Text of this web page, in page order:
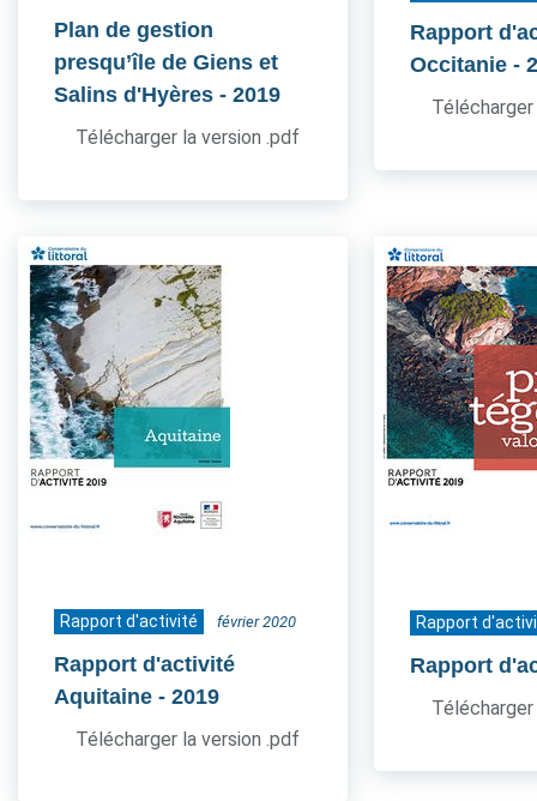
Plan de gestion
presqu’île de Giens et
Salins d'Hyères - 2019
Télécharger la version .pdf
Rapport
Occitanie -
Rapport d'activité février 2020
Rapport d'activité
Aquitaine - 2019
Télécharger la version .pdf
Rapport
Rapport